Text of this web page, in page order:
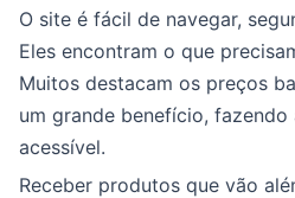
O site é fácil de navegar,
Eles encontram o que
Muitos destacam os preços
um grande benefício, fazendo
acessível.
Receber produtos que vão